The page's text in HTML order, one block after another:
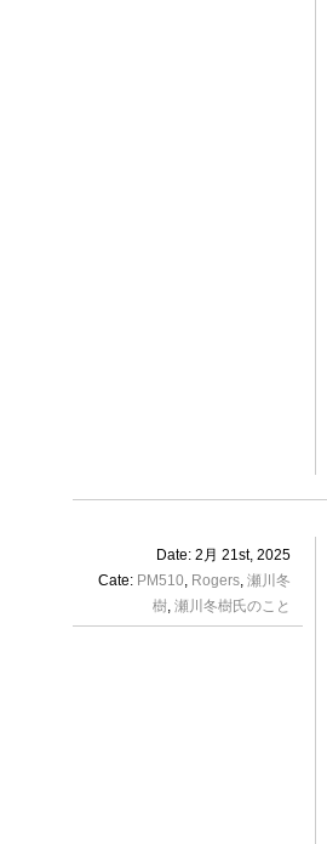
Date: 2月 21st, 2025
Cate: PM510, Rogers, 瀬川冬
樹, 瀬川冬樹氏のこと